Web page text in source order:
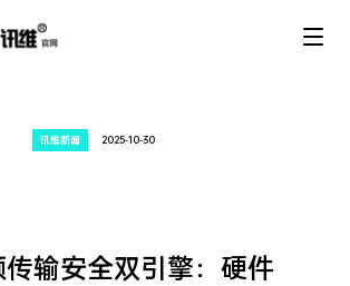
讯维新闻 2025-10-30
输安全双引擎：硬件